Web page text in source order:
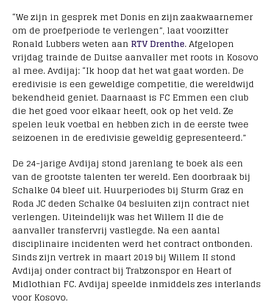
“We zijn in gesprek met Donis en zijn zaakwaarnemer
om de proefperiode te verlengen”, laat voorzitter
Ronald Lubbers weten aan RTV Drenthe. Afgelopen
vrijdag trainde de Duitse aanvaller met roots in Kosovo
al mee. Avdijaj: “Ik hoop dat het wat gaat worden. De
eredivisie is een geweldige competitie, die wereldwijd
bekendheid geniet. Daarnaast is FC Emmen een club
die het goed voor elkaar heeft, ook op het veld. Ze
spelen leuk voetbal en hebben zich in de eerste twee
seizoenen in de eredivisie geweldig gepresenteerd.”
De 24-jarige Avdijaj stond jarenlang te boek als een
van de grootste talenten ter wereld. Een doorbraak bij
Schalke 04 bleef uit. Huurperiodes bij Sturm Graz en
Roda JC deden Schalke 04 besluiten zijn contract niet
verlengen. Uiteindelijk was het Willem II die de
aanvaller transfervrij vastlegde. Na een aantal
disciplinaire incidenten werd het contract ontbonden.
Sinds zijn vertrek in maart 2019 bij Willem II stond
Avdijaj onder contract bij Trabzonspor en Heart of
Midlothian FC. Avdijaj speelde inmiddels zes interlands
voor Kosovo.